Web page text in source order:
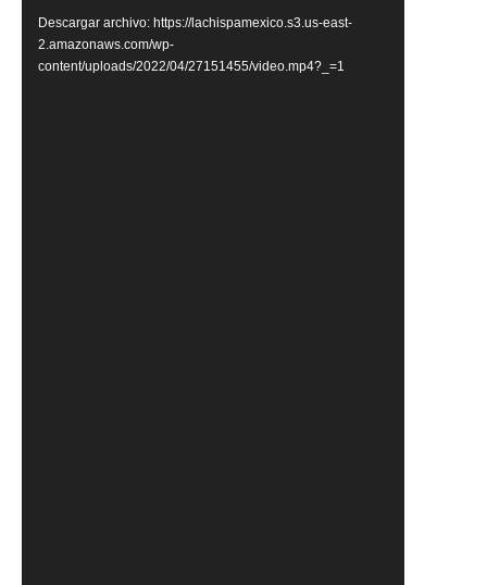
vídeo
Descargar archivo: https://lachispamexico.s3.us-east-
2.amazonaws.com/wp-
content/uploads/2022/04/27151455/video.mp4?_=1